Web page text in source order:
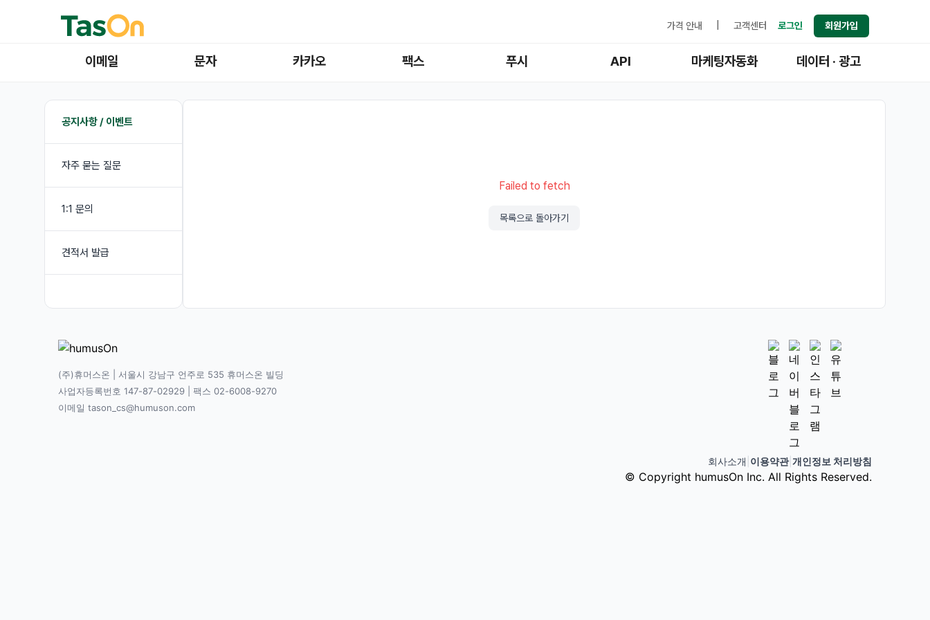
가격 안내 고객센터 로그인 회원가입
이메일 문자 카카오 팩스 푸시 API 마케팅자동화 데이터 · 광고
공지사항 / 이벤트
자주 묻는 질문
1:1 문의
견적서 발급
Failed to fetch
목록으로 돌아가기
(주)휴머스온 | 서울시 강남구 언주로 535 휴머스온 빌딩
사업자등록번호 147-87-02929 | 팩스 02-6008-9270
이메일 tason_cs@humuson.com
회사소개 이용약관| 개인정보 처리방침
© Copyright humusOn Inc. All Rights Reserved.